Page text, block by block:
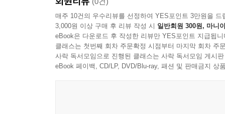
매주 10건의 우수리뷰를 선정하여 YES포인트 3만원을 드
3,000원 이상 구매 후 리뷰 작성 시 일반회원 300원, 마니
eBook은 다운로드 후 작성한 리뷰만 YES포인트 지급됩니
클래스는 첫번째 회차 주문확정 시점부터 마지막 회차 주
사락 독서모임으로 진행된 클래스는 사락 독서모임 게시
eBook 페이백, CD/LP, DVD/Blu-ray, 패션 및 판매금지 상